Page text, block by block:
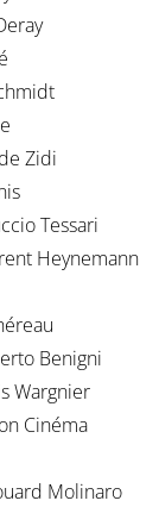
Zidi
Tessari
Heynemann
Benigni
Wargnier
Cinéma
Molinaro